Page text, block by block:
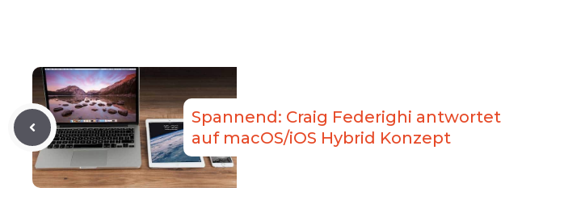
Spannend: Craig Federighi antwortet
auf macOS/iOS Hybrid Konzept